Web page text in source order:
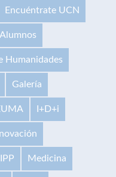
Encuéntrate UCN
Humanidades
Galería
I+D+i
IPP Medicina